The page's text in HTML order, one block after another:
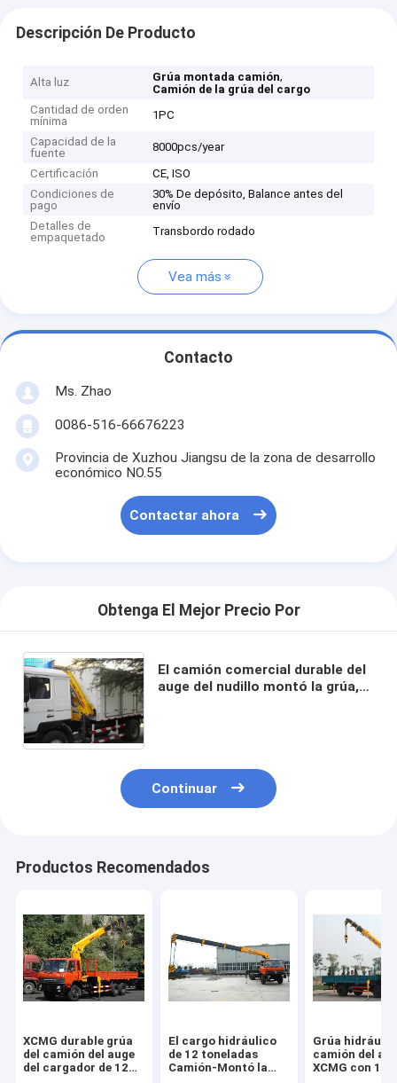
Descripción De Producto
Alta luz Grúa montada camión,
Camión de la grúa del cargo
Cantidad de orden
mínima
1PC
Capacidad de la
fuente
8000pcs/year
Certificación
CE, ISO
Condiciones de
pago
30% De depósito, Balance antes del
envío
Detalles de
empaquetado
Transbordo rodado
Vea más
Contacto
Ms. Zhao
0086-516-66676223
Provincia de Xuzhou Jiangsu de la zona de desarrollo
económico NO.55
Contactar ahora
Obtenga El Mejor Precio Por
El camión comercial durable del
auge del nudillo montó la grúa,
Continuar
Productos Recomendados
XCMG durable grúa
del camión del auge
del cargador de 12
El cargo hidráulico
de 12 toneladas
Camión-Montó la
Grúa
camión del
XCMG con